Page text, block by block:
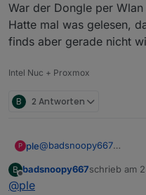
War der Dongle per
Hatte mal was gelesen,
finds aber gerade nicht
Intel Nuc + Proxmox
B 2 Antworten
P ple@badsnoopy667
https://
War der Dongle per
B
Offline
badsnoopy667schrieb am
zuletzt
@ple